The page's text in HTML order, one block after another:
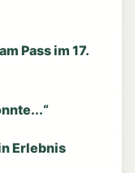
Pass im 17.
Erlebnis